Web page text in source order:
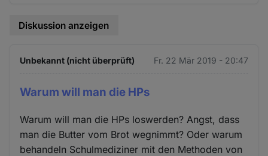
Diskussion anzeigen
Unbekannt (nicht überprüft) Fr. 22 Mär 2019 - 20:47
Warum will man die HPs
Warum will man die HPs loswerden? Angst, dass
man die Butter vom Brot wegnimmt? Oder warum
behandeln Schulmediziner mit den Methoden von